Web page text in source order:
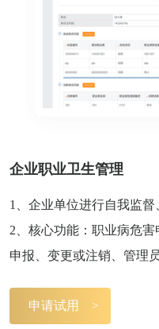
企业职业卫生管理
1、企业单位进行自我监督
2、核心功能：职业病危
申报、变更或注销、管理
申请试用